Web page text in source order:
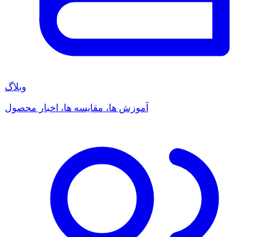
وبلاگ
آموزش ها، مقایسه ها، اخبار محصول